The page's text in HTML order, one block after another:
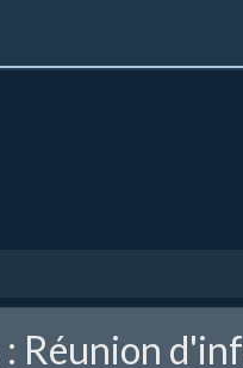
: Réunion